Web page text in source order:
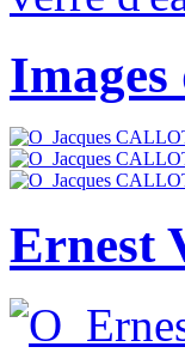
Images
Ernest